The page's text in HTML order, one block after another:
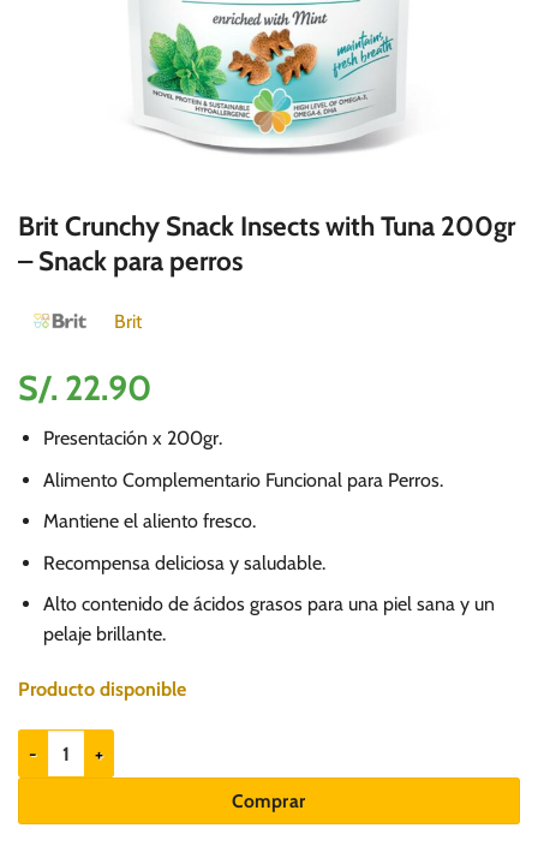
Brit Crunchy Snack Insects with Tuna 200gr
– Snack para perros
Brit
S/. 22.90
Presentación x 200gr.
Alimento Complementario Funcional para Perros.
Mantiene el aliento fresco.
Recompensa deliciosa y saludable.
Alto contenido de ácidos grasos para una piel sana y un
pelaje brillante.
Producto disponible
Brit Crunchy Snack Insects with Tuna 200gr - Snack para perros
Comprar